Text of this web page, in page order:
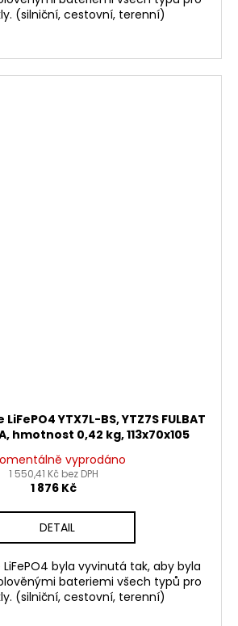
(silniční, cestovní, terenní)
YTX7L-BS, YTZ7S FULBAT
hmotnost 0,42 kg, 113x70x105
vyprodáno
1 550,41 Kč bez DPH
1 876 Kč
DETAIL
byla vyvinutá tak, aby byla
bateriemi všech typů pro
(silniční, cestovní, terenní)